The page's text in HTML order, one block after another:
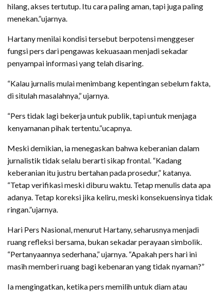
hilang, akses tertutup. Itu cara paling aman, tapi juga paling
menekan.”ujarnya.
Hartany menilai kondisi tersebut berpotensi menggeser
fungsi pers dari pengawas kekuasaan menjadi sekadar
penyampai informasi yang telah disaring.
“Kalau jurnalis mulai menimbang kepentingan sebelum fakta,
di situlah masalahnya,” ujarnya.
“Pers tidak lagi bekerja untuk publik, tapi untuk menjaga
kenyamanan pihak tertentu.”ucapnya.
Meski demikian, ia menegaskan bahwa keberanian dalam
jurnalistik tidak selalu berarti sikap frontal. “Kadang
keberanian itu justru bertahan pada prosedur,” katanya.
“Tetap verifikasi meski diburu waktu. Tetap menulis data apa
adanya. Tetap koreksi jika keliru, meski konsekuensinya tidak
ringan.”ujarnya.
Hari Pers Nasional, menurut Hartany, seharusnya menjadi
ruang refleksi bersama, bukan sekadar perayaan simbolik.
“Pertanyaannya sederhana,” ujarnya. “Apakah pers hari ini
masih memberi ruang bagi kebenaran yang tidak nyaman?”
Ia mengingatkan, ketika pers memilih untuk diam atau